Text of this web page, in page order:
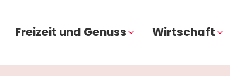
Freizeit und Genuss Wirtschaft